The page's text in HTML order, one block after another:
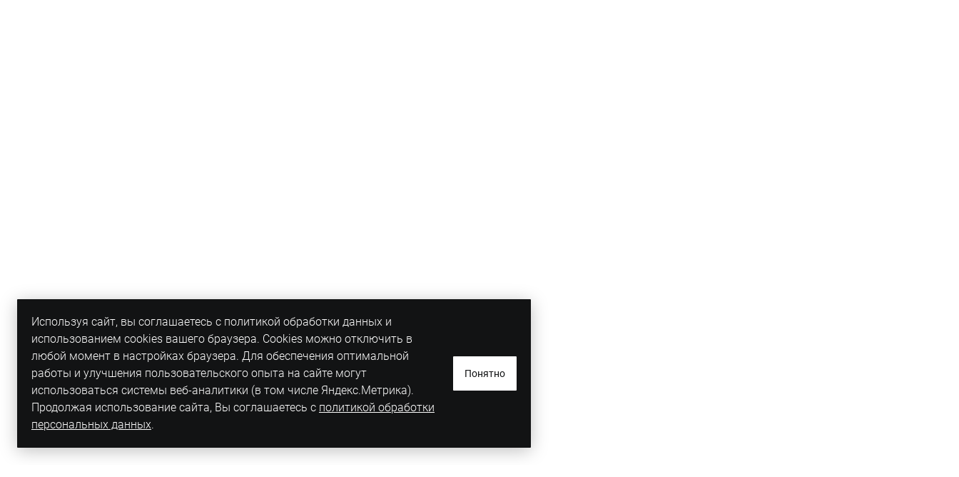
Используя сайт, вы соглашаетесь с политикой обработки данных и
использованием cookies вашего браузера. Cookies можно отключить в
любой момент в настройках браузера. Для обеспечения оптимальной
работы и улучшения пользовательского опыта на сайте могут
использоваться системы веб-аналитики (в том числе Яндекс.Метрика).
Продолжая использование сайта, Вы соглашаетесь с политикой обработки
персональных данных.
Понятно